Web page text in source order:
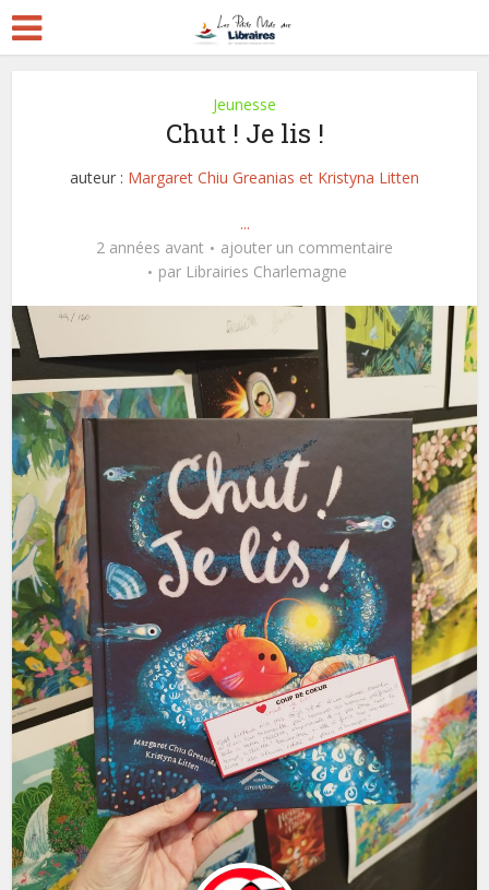
Jeunesse
Chut ! Je lis !
auteur : Margaret Chiu Greanias et Kristyna Litten
...
2 années avant
ajouter un commentaire
par Librairies Charlemagne